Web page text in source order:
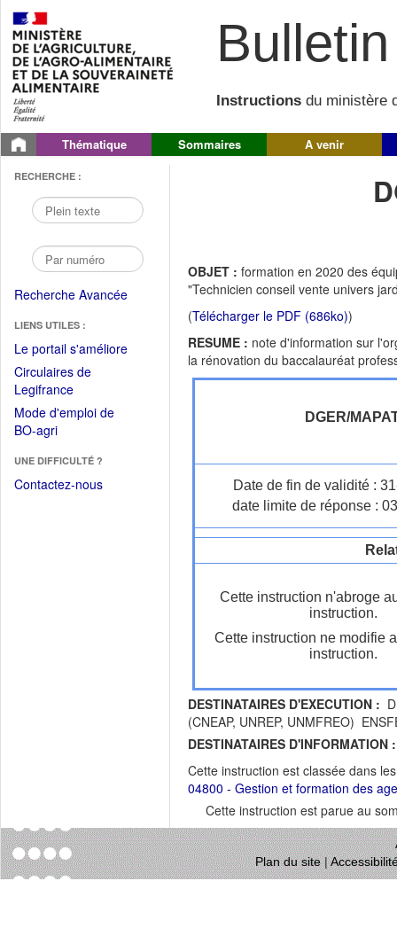
Instructions du ministère
Thématique Sommaires A venir
RECHERCHE :
Recherche Avancée
LIENS UTILES :
Le portail s'améliore(Fichier
Circulaires de
Legifrance(Ouvrir
dans
une
fenêtre)
Mode d'emploi de
BO-agri(Ouvrir
une
nouvelle
UNE DIFFICULTÉ ?
Contactez-nous
OBJET : formation en 2020 des
"Technicien conseil vente univers
(Télécharger le PDF (686ko))
RESUME : note d'information sur
la rénovation du baccalauréat
DGER/
Date de fin de validité :
date limite de réponse :
Cette instruction n'abroge
instruction.
Cette instruction ne modifie
instruction.
DESTINATAIRES D'EXECUTION :
(CNEAP, UNREP, UNMFREO)
DESTINATAIRES D'INFORMATION :
Cette instruction est classée dans
04800 - Gestion et formation des
Cette instruction est parue au
Plan du site|